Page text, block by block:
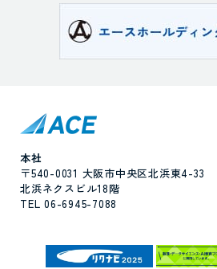
本社
〒540-0031 大阪市中央区北浜東4-33
北浜ネクスビル18階
TEL 06-6945-7088